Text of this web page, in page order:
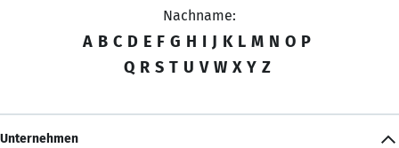
Nachname:
A B C D E F G H I J K L M N O P
Q R S T U V W X Y Z
Unternehmen